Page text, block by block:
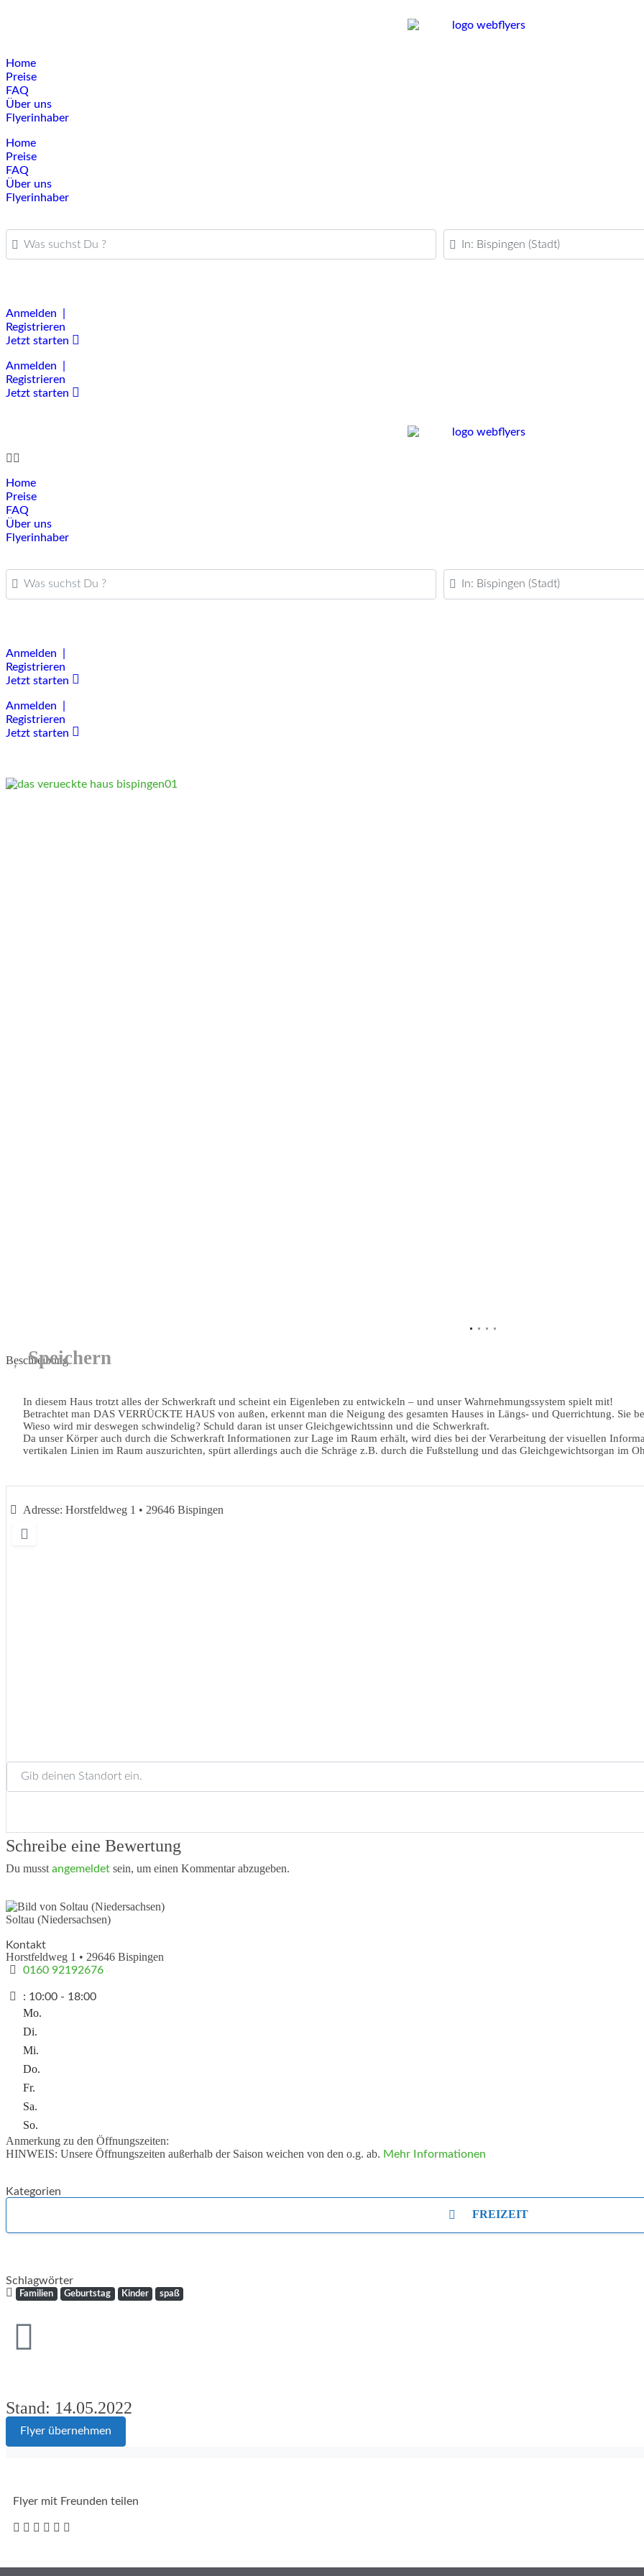
Home
Preise
FAQ
Über uns
Flyerinhaber
Home
Preise
FAQ
Über uns
Flyerinhaber
Was suchst Du ? PLZ oder Ort
Anmelden |
Registrieren
Jetzt starten
Anmelden |
Registrieren
Jetzt starten
Home
Preise
FAQ
Über uns
Flyerinhaber
Was suchst Du ? PLZ oder Ort
Anmelden |
Registrieren
Jetzt starten
Anmelden |
Registrieren
Jetzt starten
Speichern
Beschreibung
In diesem Haus trotzt alles der Schwerkraft und scheint ein Eigenleben zu entwickeln – und unser Wahrnehmungssystem spielt mit!
Betrachtet man DAS VERRÜCKTE HAUS von außen, erkennt man die Neigung des gesamten Hauses in Längs- und Querrichtung. Sie
Wieso wird mir deswegen schwindelig? Schuld daran ist unser Gleichgewichtssinn und die Schwerkraft.
Da unser Körper auch durch die Schwerkraft Informationen zur Lage im Raum erhält, wird dies bei der Verarbeitung der visuellen
vertikalen Linien im Raum auszurichten, spürt allerdings auch die Schräge z.B. durch die Fußstellung und das Gleichgewichtsorgan im
Adresse: Horstfeldweg 1 • 29646 Bispingen
Gib deinen Standort ein.
Schreibe eine Bewertung
Du musst angemeldet sein, um einen Kommentar abzugeben.
Soltau (Niedersachsen)
Kontakt
Horstfeldweg 1 • 29646 Bispingen
0160 92192676
: 10:00 - 18:00
Mo.
Di.
Mi.
Do.
Fr.
Sa.
So.
Anmerkung zu den Öffnungszeiten:
HINWEIS: Unsere Öffnungszeiten außerhalb der Saison weichen von den o.g. ab. Mehr Informationen
Kategorien
FREIZEIT
Schlagwörter
Familien Geburtstag Kinder spaß
Stand: 14.05.2022
Flyer übernehmen
Flyer mit Freunden teilen